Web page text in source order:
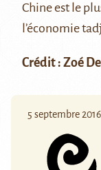
Chine est le
l’économie
Crédit : Zoé
5 septembre 2016